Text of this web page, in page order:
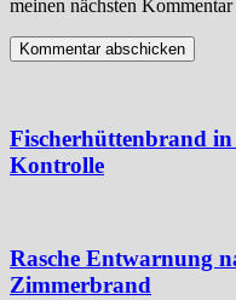
meinen nächsten Kommentar
Fischerhüttenbrand in
Kontrolle
Rasche Entwarnung
Zimmerbrand